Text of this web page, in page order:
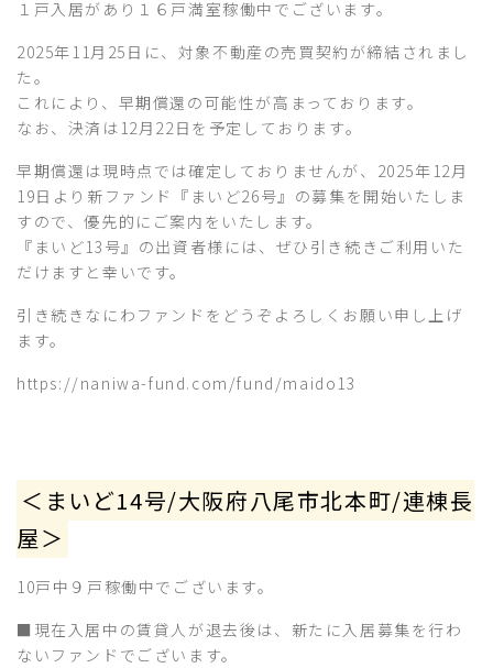
１戸入居があり１６戸満室稼働中でございます。
2025年11月25日に、対象不動産の売買契約が締結されまし
た。
これにより、早期償還の可能性が高まっております。
なお、決済は12月22日を予定しております。
早期償還は現時点では確定しておりませんが、2025年12月
19日より新ファンド『まいど26号』の募集を開始いたしま
すので、優先的にご案内をいたします。
『まいど13号』の出資者様には、ぜひ引き続きご利用いた
だけますと幸いです。
引き続きなにわファンドをどうぞよろしくお願い申し上げ
ます。
https://naniwa-fund.com/fund/maido13
＜まいど14号/大阪府八尾市北本町/連棟長
屋＞
10戸中９戸稼働中でございます。
■現在入居中の賃貸人が退去後は、新たに入居募集を行わ
ないファンドでございます。